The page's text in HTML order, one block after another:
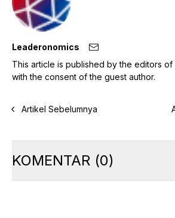
Leaderonomics
This article is published by the editors of
with the consent of the guest author.
Artikel Sebelumnya
KOMENTAR (0)